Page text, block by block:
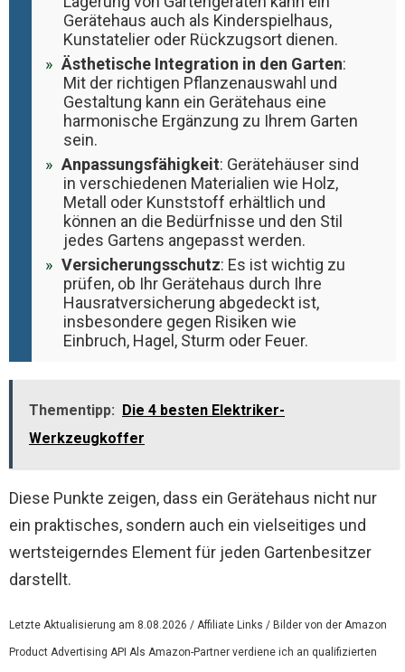
Gerätehaus auch als Kinderspielhaus,
Kunstatelier oder Rückzugsort dienen​​​​.
Ästhetische Integration in den Garten:
Mit der richtigen Pflanzenauswahl und
Gestaltung kann ein Gerätehaus eine
harmonische Ergänzung zu Ihrem Garten
sein​​.
Anpassungsfähigkeit: Gerätehäuser sind
in verschiedenen Materialien wie Holz,
Metall oder Kunststoff erhältlich und
können an die Bedürfnisse und den Stil
jedes Gartens angepasst werden​​.
Versicherungsschutz: Es ist wichtig zu
prüfen, ob Ihr Gerätehaus durch Ihre
Hausratversicherung abgedeckt ist,
insbesondere gegen Risiken wie
Einbruch, Hagel, Sturm oder Feuer​​.
Thementipp:
Die 4 besten Elektriker-
Werkzeugkoffer
Diese Punkte zeigen, dass ein Gerätehaus nicht nur
ein praktisches, sondern auch ein vielseitiges und
wertsteigerndes Element für jeden Gartenbesitzer
darstellt.
Letzte Aktualisierung am 8.08.2026 / Affiliate Links / Bilder von der Amazon
Product Advertising API Als Amazon-Partner verdiene ich an qualifizierten